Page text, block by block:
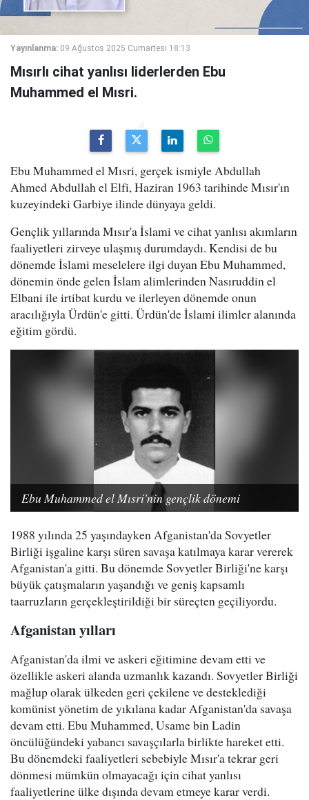
Yayınlanma: 09 Ağustos 2025 Cumartesi 18:13
Mısırlı cihat yanlısı liderlerden Ebu
Muhammed el Mısri.
Ebu Muhammed el Mısri, gerçek ismiyle Abdullah
Ahmed Abdullah el Elfi, Haziran 1963 tarihinde Mısır'ın
kuzeyindeki Garbiye ilinde dünyaya geldi.
Gençlik yıllarında Mısır'a İslami ve cihat yanlısı akımların
faaliyetleri zirveye ulaşmış durumdaydı. Kendisi de bu
dönemde İslami meselelere ilgi duyan Ebu Muhammed,
dönemin önde gelen İslam alimlerinden Nasıruddin el
Elbani ile irtibat kurdu ve ilerleyen dönemde onun
aracılığıyla Ürdün'e gitti. Ürdün'de İslami ilimler alanında
eğitim gördü.
Ebu Muhammed el Mısri'nin gençlik dönemi
1988 yılında 25 yaşındayken Afganistan'da Sovyetler
Birliği işgaline karşı süren savaşa katılmaya karar vererek
Afganistan'a gitti. Bu dönemde Sovyetler Birliği'ne karşı
büyük çatışmaların yaşandığı ve geniş kapsamlı
taarruzların gerçekleştirildiği bir süreçten geçiliyordu.
Afganistan yılları
Afganistan'da ilmi ve askeri eğitimine devam etti ve
özellikle askeri alanda uzmanlık kazandı. Sovyetler Birliği
mağlup olarak ülkeden geri çekilene ve desteklediği
komünist yönetim de yıkılana kadar Afganistan'da savaşa
devam etti. Ebu Muhammed, Usame bin Ladin
öncülüğündeki yabancı savaşçılarla birlikte hareket etti.
Bu dönemdeki faaliyetleri sebebiyle Mısır'a tekrar geri
dönmesi mümkün olmayacağı için cihat yanlısı
faaliyetlerine ülke dışında devam etmeye karar verdi.